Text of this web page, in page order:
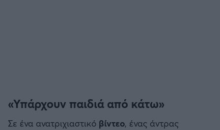
«Υπάρχουν παιδιά από κάτω»
Σε ένα ανατριχιαστικό βίντεο, ένας άντρας